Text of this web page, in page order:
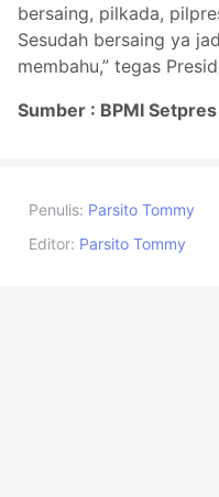
bersaing, pilkada,
Sesudah bersaing ya
membahu,” tegas
Sumber : BPMI Setpres
Penulis: Parsito Tommy
Editor: Parsito Tommy